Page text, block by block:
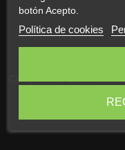
botón Acepto.
Política de cookies
Compromiso con la